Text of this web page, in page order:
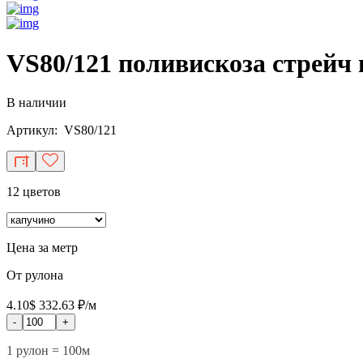
VS80/121 поливискоза стрейч
В наличии
Артикул: VS80/121
12 цветов
Цена за метр
От рулона
4.10$ 332.63 ₽/м
- +
1 рулон = 100м